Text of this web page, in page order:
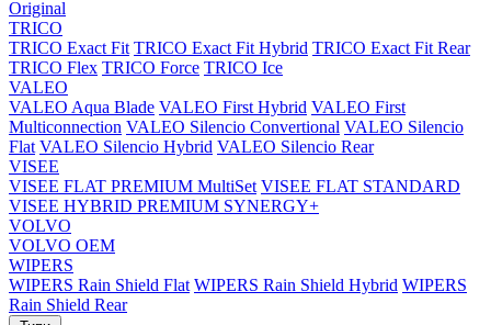
Original
TRICO
TRICO Exact Fit TRICO Exact Fit Hybrid TRICO Exact Fit Rear
TRICO Flex TRICO Force TRICO Ice
VALEO
VALEO Aqua Blade VALEO First Hybrid VALEO First
Multiconnection VALEO Silencio Convertional VALEO Silencio
Flat VALEO Silencio Hybrid VALEO Silencio Rear
VISEE
VISEE FLAT PREMIUM MultiSet VISEE FLAT STANDARD
VISEE HYBRID PREMIUM SYNERGY+
VOLVO
VOLVO OEM
WIPERS
WIPERS Rain Shield Flat WIPERS Rain Shield Hybrid WIPERS
Rain Shield Rear